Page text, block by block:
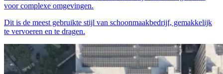
voor complexe omgevingen.
Dit is de meest gebruikte stijl van schoonmaakbedrijf, gemakkelijk
te vervoeren en te dragen.